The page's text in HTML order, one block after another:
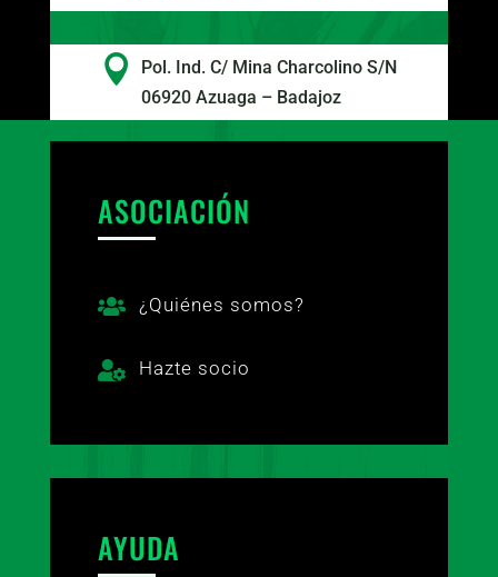

Pol. Ind. C/ Mina Charcolino S/N
06920 Azuaga – Badajoz
ASOCIACIÓN
 ¿Quiénes somos?
 Hazte socio
AYUDA